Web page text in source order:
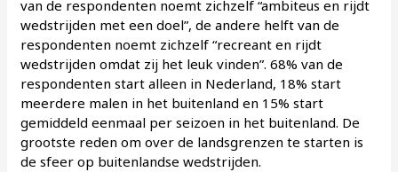
van de respondenten noemt zichzelf “ambiteus en rijdt
wedstrijden met een doel”, de andere helft van de
respondenten noemt zichzelf “recreant en rijdt
wedstrijden omdat zij het leuk vinden”. 68% van de
respondenten start alleen in Nederland, 18% start
meerdere malen in het buitenland en 15% start
gemiddeld eenmaal per seizoen in het buitenland. De
grootste reden om over de landsgrenzen te starten is
de sfeer op buitenlandse wedstrijden.